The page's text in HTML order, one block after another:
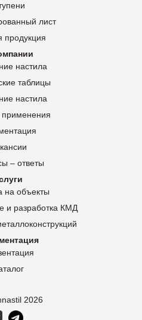
2026
лист
продукция
настила
таблицы
настила
применения
– ответы
на объекты
и разработка КМД